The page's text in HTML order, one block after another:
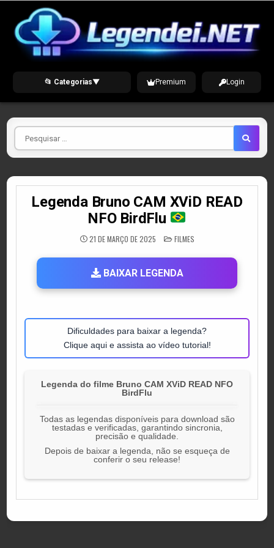
content
📂 Categorias▼ Premium Login
Pesquisar
por
Legenda Bruno CAM XViD READ
NFO BirdFlu
21 DE MARÇO DE 2025 POSTED
IN
FILMES
BAIXAR LEGENDA
Dificuldades para baixar a legenda?
Clique aqui e assista ao vídeo tutorial!
Legenda do filme Bruno CAM XViD READ NFO
BirdFlu
Todas as legendas disponíveis para download são
testadas e verificadas, garantindo sincronia,
precisão e qualidade.
Depois de baixar a legenda, não se esqueça de
conferir o seu release!